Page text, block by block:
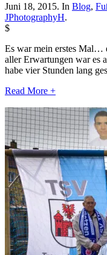
Juni 18, 2015. In Blog,
JPhotographyH.
$
Es war mein erstes Mal…
aller Erwartungen war es
habe vier Stunden lang
Read More +